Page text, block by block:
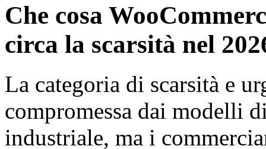
Che cosa
circa la scarsità nel
La categoria di scarsità e
compromessa dai modelli
industriale, ma i